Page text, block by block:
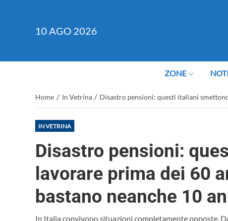
10 AGO 2026
ZONE
Home / In Vetrina / Disastro pensioni: questi italiani
IN VETRINA
Disastro pensioni:
lavorare prima dei 60
bastano neanche 10
In Italia convivono situazioni completamente opposte.